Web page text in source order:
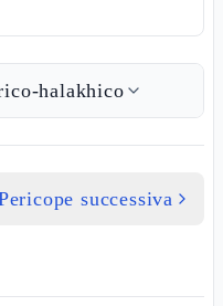
halakhico
successiva